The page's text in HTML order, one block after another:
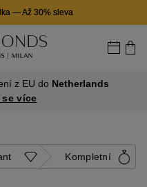
—Až 30% sleva
z EU do Netherlands
se více
Kompletní